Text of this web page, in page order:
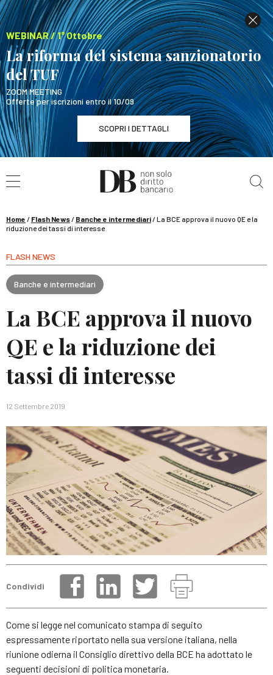
WEBINAR / 1° Ottobre
La riforma del sistema sanzionatorio
del TUF
ZOOM MEETING
Offerte per iscrizioni entro il 10/09
SCOPRI I DETTAGLI
WEBINAR / 1° Ottobre
La riforma del sistema sanzionatorio del TUF
Home / Flash News/ Banche e intermediari/La BCE approva il nuovo QE e la
riduzione dei tassi di interesse
FLASH NEWS
Banche e intermediari
La BCE approva il nuovo
QE e la riduzione dei
tassi di interesse
12 Settembre 2019
Condividi
Come si legge nel comunicato stampa di seguito
espressamente riportato nella sua versione italiana, nella
riunione odierna il Consiglio direttivo della BCE ha adottato le
seguenti decisioni di politica monetaria.